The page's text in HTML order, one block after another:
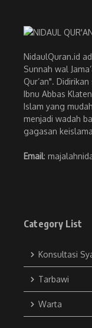
NidaulQuran.id
Sunnah wal
Qur’an".
Ibnu Abbas
Islam yang
menjadi wadah
gagasan
Email:
Category List
Konsultasi
Tarbawi
Warta